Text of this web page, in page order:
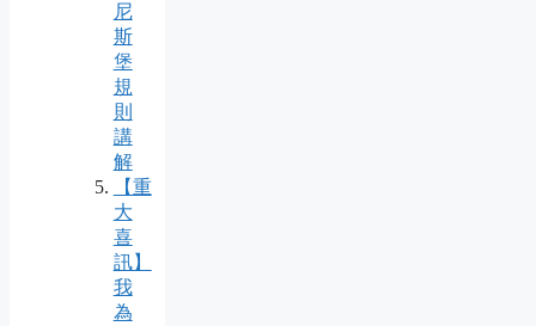
尼
斯
堡
規
則
講
解
【重
大
喜
訊】
我
為